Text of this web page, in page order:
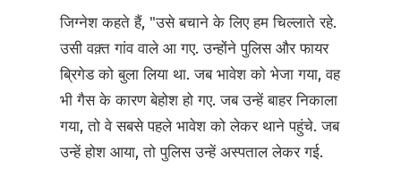
जिग्नेश कहते हैं, "उसे बचाने के लिए हम चिल्लाते रहे.
उसी वक़्त गांव वाले आ गए. उन्होंने पुलिस और फायर
ब्रिगेड को बुला लिया था. जब भावेश को भेजा गया, वह
भी गैस के कारण बेहोश हो गए. जब उन्हें बाहर निकाला
गया, तो वे सबसे पहले भावेश को लेकर थाने पहुंचे. जब
उन्हें होश आया, तो पुलिस उन्हें अस्पताल लेकर गई.